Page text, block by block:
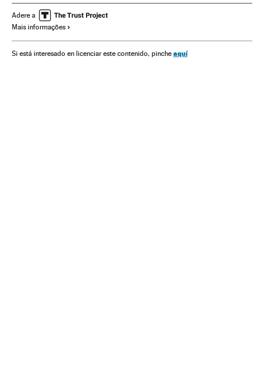
Adere a
Mais informações
Si está interesado en licenciar este contenido, pinche aquí